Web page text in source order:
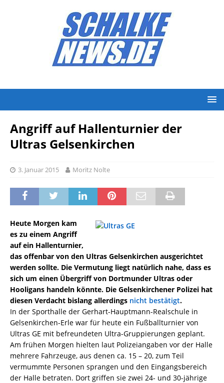
Angriff auf Hallenturnier der
Ultras Gelsenkirchen
3. Januar 2015 Moritz Nolte
Heute Morgen kam
es zu einem Angriff
auf ein Hallenturnier,
das offenbar von den Ultras Gelsenkirchen ausgerichtet
werden sollte. Die Vermutung liegt natürlich nahe, dass es
sich um einen Übergriff von Dortmunder Ultras oder
Hooligans handeln könnte. Die Gelsenkirchener Polizei hat
diesen Verdacht bislang allerdings nicht bestätigt.
In der Sporthalle der Gerhart-Hauptmann-Realschule in
Gelsenkirchen-Erle war für heute ein Fußballturnier von
Ultras GE mit befreundeten Ultra-Gruppierungen geplant.
Am frühen Morgen hielten laut Polizeiangaben vor der Halle
mehrere Fahrzeuge, aus denen ca. 15 – 20, zum Teil
vermummte Personen sprangen und den Eingangsbereich
der Halle betraten. Dort griffen sie zwei 24- und 30-jährige